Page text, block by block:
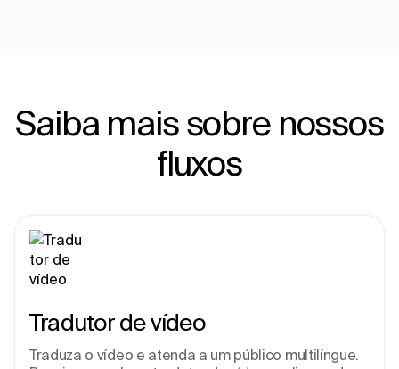
Saiba mais sobre nossos
fluxos
Tradutor de vídeo
Traduza o vídeo e atenda a um público multilíngue.